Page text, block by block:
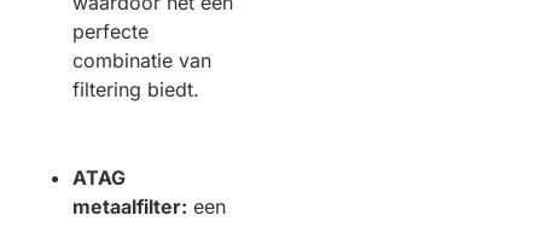
perfecte
combinatie van
filtering biedt.
ATAG
metaalfilter: een